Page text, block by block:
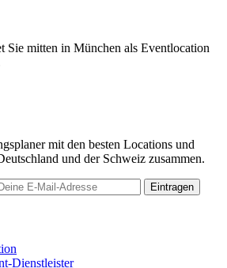
mitten in München als Eventlocation
mit den besten Locations und
und der Schweiz zusammen.
Eintragen
Dienstleister